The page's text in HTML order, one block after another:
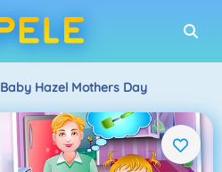
Baby Hazel Mothers Day